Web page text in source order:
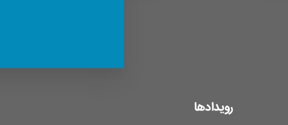
رویدادها